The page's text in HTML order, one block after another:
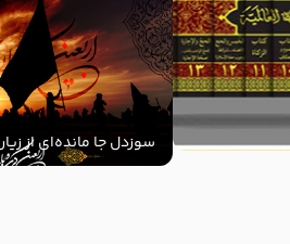
سوزدل جا مانده‌ای از